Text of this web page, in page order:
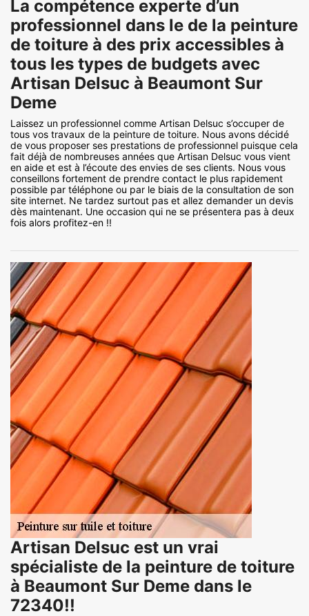
La compétence experte d’un
professionnel dans le de la peinture
de toiture à des prix accessibles à
tous les types de budgets avec
Artisan Delsuc à Beaumont Sur
Deme
Laissez un professionnel comme Artisan Delsuc s’occuper de
tous vos travaux de la peinture de toiture. Nous avons décidé
de vous proposer ses prestations de professionnel puisque cela
fait déjà de nombreuses années que Artisan Delsuc vous vient
en aide et est à l’écoute des envies de ses clients. Nous vous
conseillons fortement de prendre contact le plus rapidement
possible par téléphone ou par le biais de la consultation de son
site internet. Ne tardez surtout pas et allez demander un devis
dès maintenant. Une occasion qui ne se présentera pas à deux
fois alors profitez-en !!
Artisan Delsuc est un vrai
spécialiste de la peinture de toiture
à Beaumont Sur Deme dans le
72340!!